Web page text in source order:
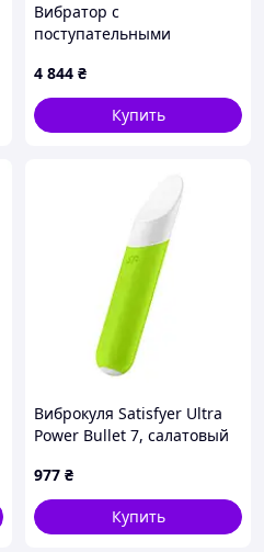
Вибратор с
поступательными
GODDESS ZEPHYROS
4 844 ₴
Купить
Виброкуля Satisfyer Ultra
Power Bullet 7, салатовый
977 ₴
Купить